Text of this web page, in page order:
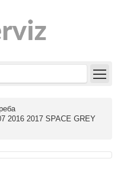
2016 2017 SPACE GREY